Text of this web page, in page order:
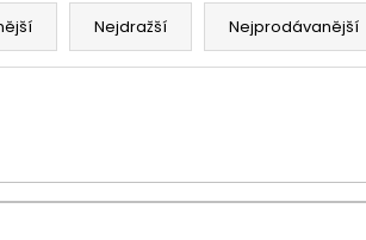
Nejdražší Nejprodávanější